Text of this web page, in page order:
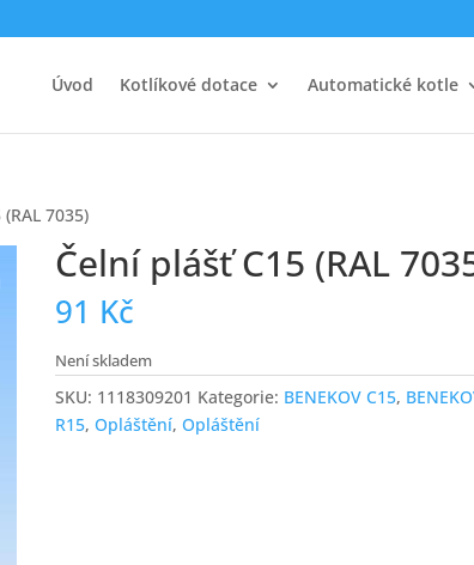
Úvod Kotlíkové dotace Automatické kotle
7035)
Čelní plášť C15 (RAL
91 Kč
Není skladem
SKU: 1118309201 Kategorie: BENEKOV C15,
R15,Opláštění,Opláštění